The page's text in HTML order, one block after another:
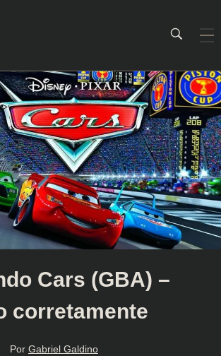
Cars (GBA) –
corretamente
Por Gabriel Galdino